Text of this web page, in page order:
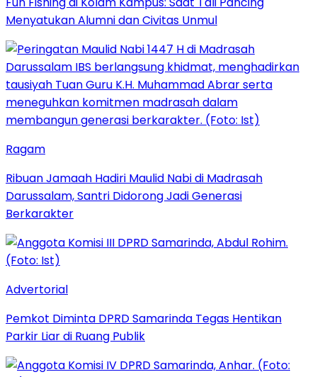
Menyatukan Alumni dan Civitas Unmul
Ragam
Ribuan Jamaah Hadiri Maulid Nabi di Madrasah
Darussalam, Santri Didorong Jadi Generasi
Berkarakter
Advertorial
Pemkot Diminta DPRD Samarinda Tegas Hentikan
Parkir Liar di Ruang Publik